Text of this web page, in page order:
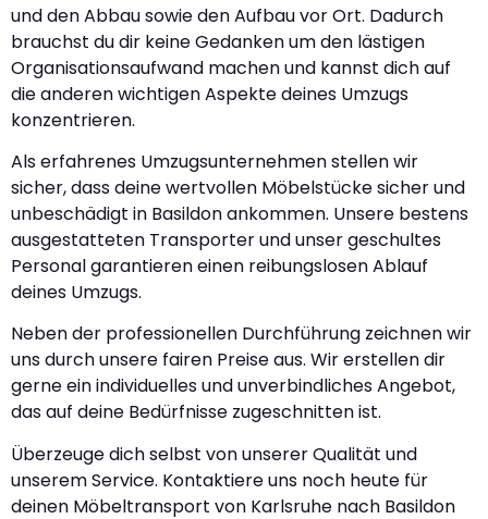
und den Abbau sowie den Aufbau vor Ort. Dadurch
brauchst du dir keine Gedanken um den lästigen
Organisationsaufwand machen und kannst dich auf
die anderen wichtigen Aspekte deines Umzugs
konzentrieren.
Als erfahrenes Umzugsunternehmen stellen wir
sicher, dass deine wertvollen Möbelstücke sicher und
unbeschädigt in Basildon ankommen. Unsere bestens
ausgestatteten Transporter und unser geschultes
Personal garantieren einen reibungslosen Ablauf
deines Umzugs.
Neben der professionellen Durchführung zeichnen wir
uns durch unsere fairen Preise aus. Wir erstellen dir
gerne ein individuelles und unverbindliches Angebot,
das auf deine Bedürfnisse zugeschnitten ist.
Überzeuge dich selbst von unserer Qualität und
unserem Service. Kontaktiere uns noch heute für
deinen Möbeltransport von Karlsruhe nach Basildon